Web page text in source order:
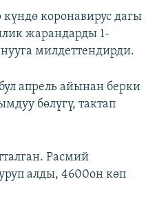
коронавирус дагы
жарандарды 1-
милдеттендирди.
апрель айынан берки
бөлүгү, тактап
Расмий
алды, 4600он көп